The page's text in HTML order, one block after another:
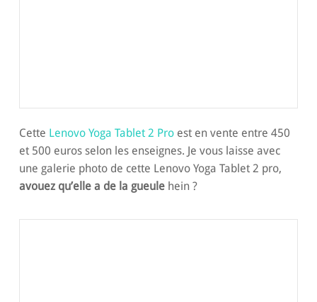
Cette Lenovo Yoga Tablet 2 Proest en vente entre 450
et 500 euros selon les enseignes. Je vous laisse avec
une galerie photo de cette Lenovo Yoga Tablet 2 pro,
avouez qu’elle a de la gueulehein ?